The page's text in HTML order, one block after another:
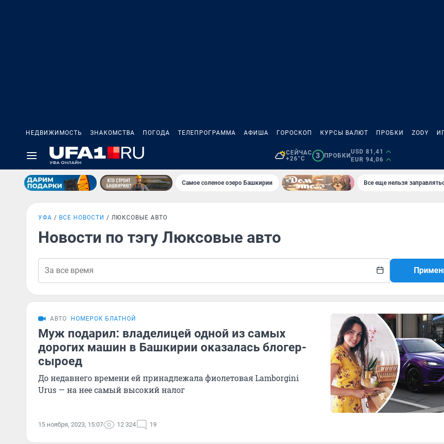
НЕДВИЖИМОСТЬ ЗНАКОМСТВА ПОГОДА ТЕЛЕПРОГРАММА АФИША ГОРОСКОП КУРСЫ ВАЛЮТ ПРОБКИ ZODY
СЕЙЧАС
+26°C
3 ПРОБКИ
USD 81,41
EUR 94,06
Самое соленое озеро Башкирии Все еще нельзя
УФА ВСЕ НОВОСТИ ЛЮКСОВЫЕ АВТО
Новости по тэгу Люксовые авто
АВТО НОМЕРОК БЛАТНОЙ
Муж подарил: владелицей одной из самых
дорогих машин в Башкирии оказалась блогер-
сыроед
До недавнего времени ей принадлежала фиолетовая Lamborgini
Urus — на нее самый высокий налог
15 ноября, 2023, 15:07 12 324 19